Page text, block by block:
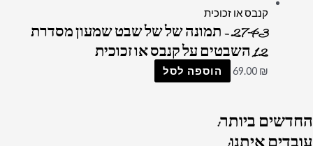
2743 – תמונה של של שבט שמעון מסדרת
12 השבטים על קנבס או זכוכית
69.00 ₪ הוספה לסל
החדשיםביותר: